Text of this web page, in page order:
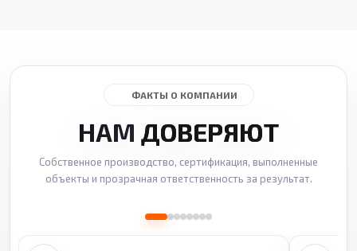
ФАКТЫ О КОМПАНИИ
НАМ ДОВЕРЯЮТ
Собственное производство, сертификация, выполненные
объекты и прозрачная ответственность за результат.